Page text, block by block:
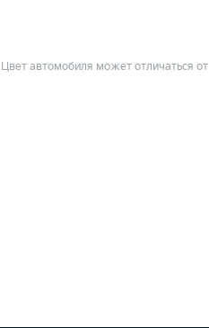
автомобиля может отличаться от